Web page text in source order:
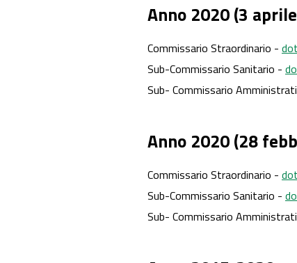
Anno 2020 (3
Commissario Straordinario -
Sub-Commissario Sanitario -
Sub- Commissario
Anno 2020 (28
Commissario Straordinario -
Sub-Commissario Sanitario -
Sub- Commissario